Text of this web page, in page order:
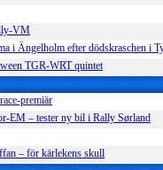
VM
i Ängelholm efter dödskraschen i
TGR-WRT quintet
premiär
EM – tester ny bil i Rally Sørland
– för kärlekens skull